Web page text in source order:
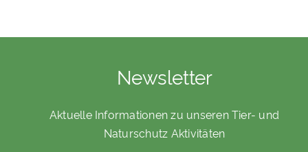
Newsletter
Aktuelle Informationen zu unseren Tier- und
Naturschutz Aktivitäten